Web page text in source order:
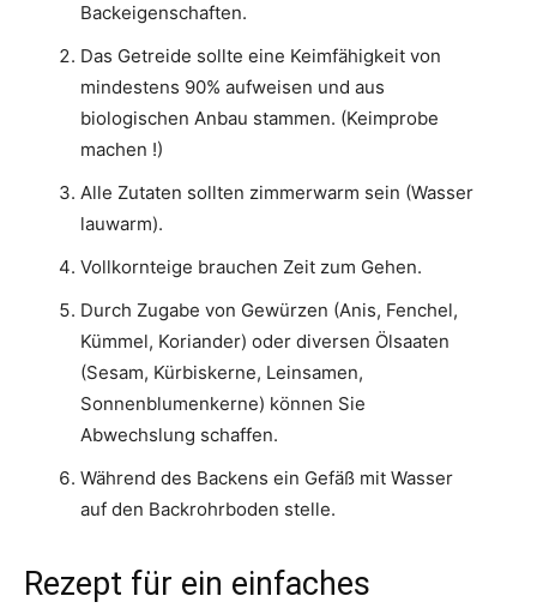
Backeigenschaften.
Das Getreide sollte eine Keimfähigkeit von
mindestens 90% aufweisen und aus
biologischen Anbau stammen. (Keimprobe
machen !)
Alle Zutaten sollten zimmerwarm sein (Wasser
lauwarm).
Vollkornteige brauchen Zeit zum Gehen.
Durch Zugabe von Gewürzen (Anis, Fenchel,
Kümmel, Koriander) oder diversen Ölsaaten
(Sesam, Kürbiskerne, Leinsamen,
Sonnenblumenkerne) können Sie
Abwechslung schaffen.
Während des Backens ein Gefäß mit Wasser
auf den Backrohrboden stelle.
Rezept für ein einfaches